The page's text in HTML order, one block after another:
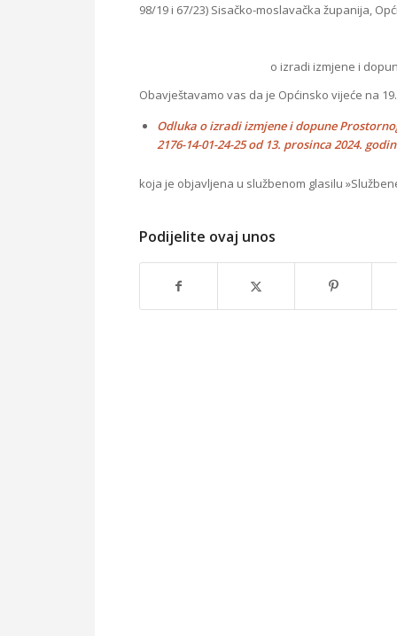
98/19 i 67/23) Sisačko-moslavačka županija,
o izradi izmjene i
Obavještavamo vas da je Općinsko vijeće na
Odluka o izradi izmjene i dopune
2176-14-01-24-25 od 13. prosinca 2024.
koja je objavljena u službenom glasilu
Podijelite ovaj unos